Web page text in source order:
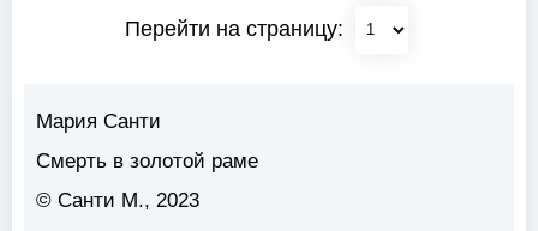
Перейти на страницу:
Мария Санти
Смерть в золотой раме
© Санти М., 2023